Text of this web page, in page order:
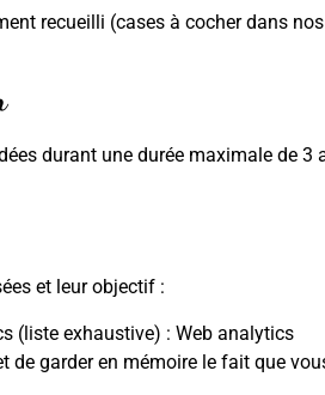
recueilli (cases à cocher dans
durant une durée maximale de 3
et leur objectif :
(liste exhaustive) : Web analytics
de garder en mémoire le fait que